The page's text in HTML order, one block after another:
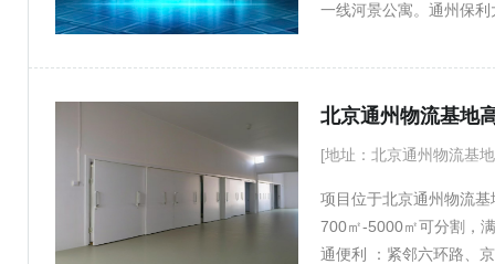
满足医药、生鲜冷链、
求。同步配套4700㎡综
☎️17896015796（可加微
一线河景公寓。通州保
高4.2米，可改LOFT，
北京通州物流基地
[地址：北京通州物流基
项目位于北京通州物流
700㎡-5000㎡可分割，
通便利 ：紧邻六环路、